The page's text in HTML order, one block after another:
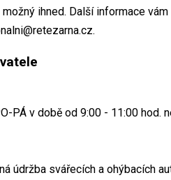
ihned. Další informace
PÁ v době od 9:00 - 11:00 hod.
údržba svářecích a ohýbacích